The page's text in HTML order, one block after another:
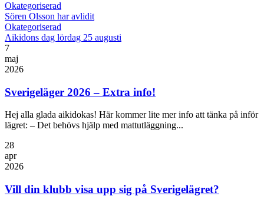
Okategoriserad
Sören Olsson har avlidit
Okategoriserad
Aikidons dag lördag 25 augusti
7
maj
2026
Sverigeläger 2026 – Extra info!
Hej alla glada aikidokas! Här kommer lite mer info att tänka på inför
lägret: – Det behövs hjälp med mattutläggning...
28
apr
2026
Vill din klubb visa upp sig på Sverigelägret?